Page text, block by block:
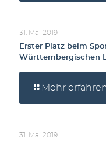
31. Mai 2019
Erster Platz beim
Württembergischen
Mehr
31. Mai 2019